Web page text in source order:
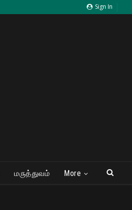
Sign In
மருத்துவம் More